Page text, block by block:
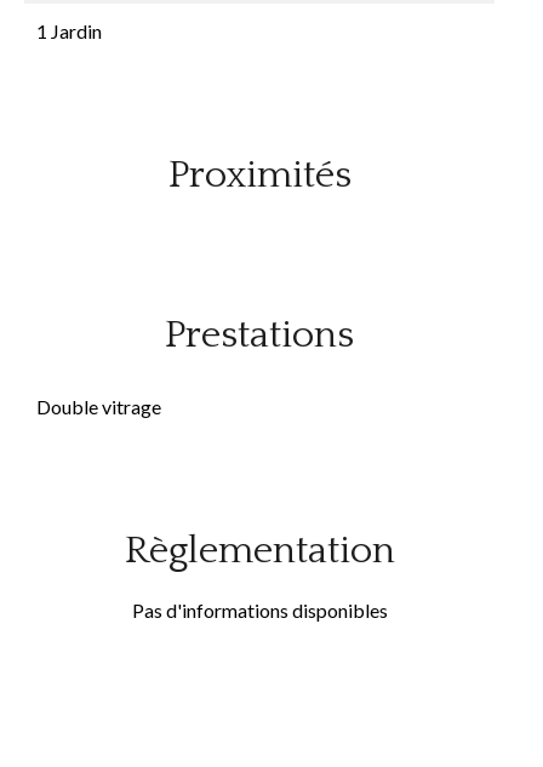
1 Jardin
Proximités
Prestations
Double vitrage
Règlementation
Pas d'informations disponibles